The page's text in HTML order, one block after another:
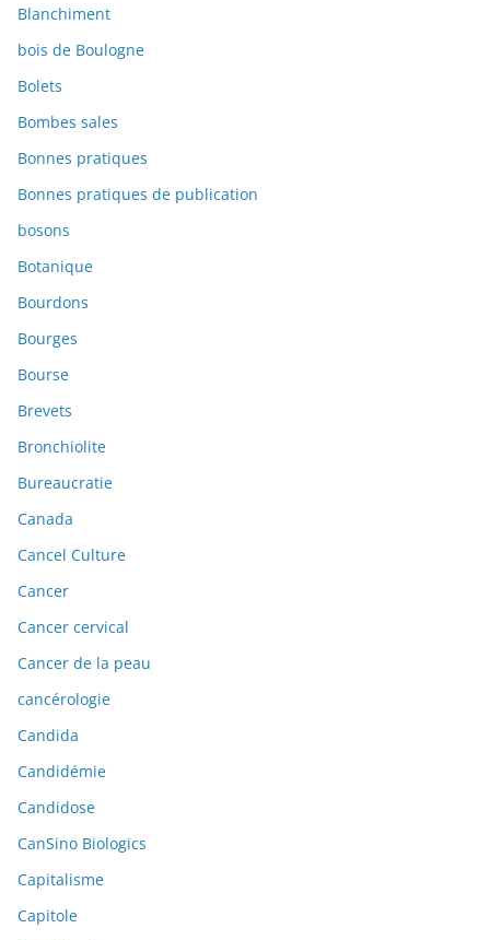
Blanchiment
bois de Boulogne
Bolets
Bombes sales
Bonnes pratiques
Bonnes pratiques de publication
bosons
Botanique
Bourdons
Bourges
Bourse
Brevets
Bronchiolite
Bureaucratie
Canada
Cancel Culture
Cancer
Cancer cervical
Cancer de la peau
cancérologie
Candida
Candidémie
Candidose
CanSino Biologics
Capitalisme
Capitole